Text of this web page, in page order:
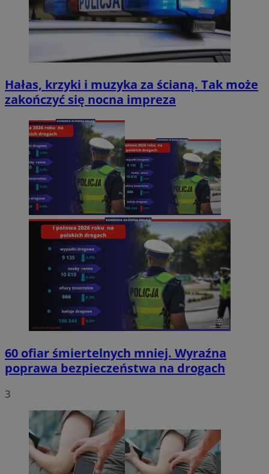
Hałas, krzyki i muzyka za ścianą. Tak może
zakończyć się nocna impreza
60 ofiar śmiertelnych mniej. Wyraźna
poprawa bezpieczeństwa na drogach
3